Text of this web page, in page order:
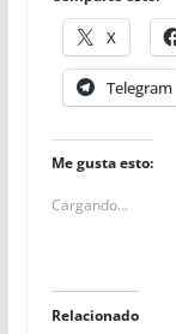
X
Telegram
Me gusta esto:
Cargando...
Relacionado